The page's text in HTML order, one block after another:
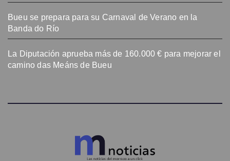
Bueu se prepara para su Carnaval de Verano en la
Banda do Río
La Diputación aprueba más de 160.000 € para mejorar el
camino das Meáns de Bueu